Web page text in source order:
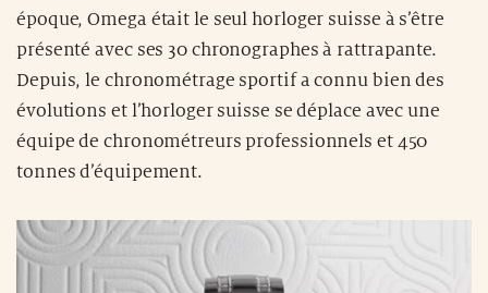
époque, Omega était le seul horloger suisse à s’être
présenté avec ses 30 chronographes à rattrapante.
Depuis, le chronométrage sportif a connu bien des
évolutions et l’horloger suisse se déplace avec une
équipe de chronométreurs professionnels et 450
tonnes d’équipement.